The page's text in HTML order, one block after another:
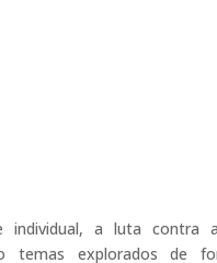
€.
individual, a luta contra
temas explorados de